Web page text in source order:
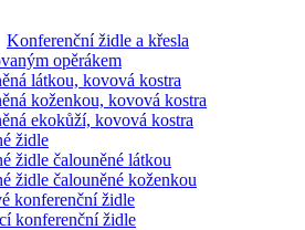
Konferenční židle a křesla
opěrákem
látkou, kovová kostra
koženkou, kovová kostra
ekokůží, kovová kostra
židle
židle čalouněné látkou
židle čalouněné koženkou
konferenční židle
konferenční židle